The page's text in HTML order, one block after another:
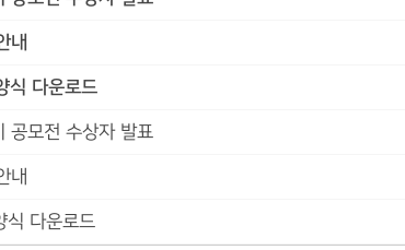
내
식 다운로드
공모전 수상자 발표
내
식 다운로드